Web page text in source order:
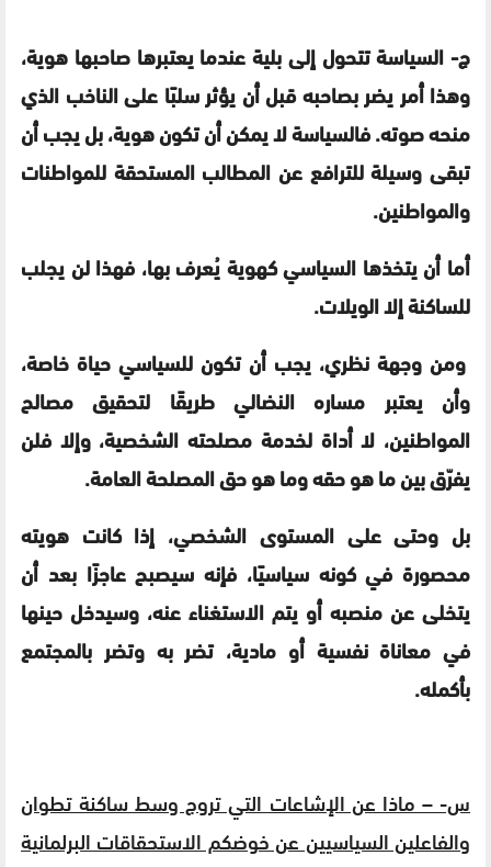
ج- السياسة تتحول إلى بلية عندما يعتبرها صاحبها هوية،
وهذا أمر يضر بصاحبه قبل أن يؤثر سلبًا على الناخب الذي
منحه صوته. فالسياسة لا يمكن أن تكون هوية، بل يجب أن
تبقى وسيلة للترافع عن المطالب المستحقة للمواطنات
والمواطنين.
أما أن يتخذها السياسي كهوية يُعرف بها، فهذا لن يجلب
للساكنة إلا الويلات.
ومن وجهة نظري، يجب أن تكون للسياسي حياة خاصة،
وأن يعتبر مساره النضالي طريقًا لتحقيق مصالح
المواطنين، لا أداة لخدمة مصلحته الشخصية، وإلا فلن
يفرّق بين ما هو حقه وما هو حق المصلحة العامة.
بل وحتى على المستوى الشخصي، إذا كانت هويته
محصورة في كونه سياسيًا، فإنه سيصبح عاجزًا بعد أن
يتخلى عن منصبه أو يتم الاستغناء عنه، وسيدخل حينها
في معاناة نفسية أو مادية، تضر به وتضر بالمجتمع
بأكمله.
س- – ماذا عن الإشاعات التي تروج وسط ساكنة تطوان
والفاعلين السياسيين عن خوضكم الاستحقاقات البرلمانية